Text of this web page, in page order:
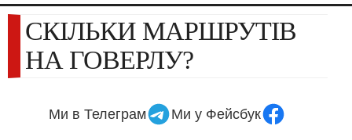
СКІЛЬКИ МАРШРУТІВ
НА ГОВЕРЛУ?
Ми в Телеграм Ми у Фейсбук